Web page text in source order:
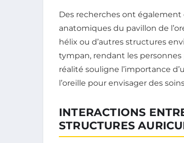
Des recherches ont
anatomiques du pavillon de
hélix ou d’autres structures
tympan, rendant les
réalité souligne l’importance
l’oreille pour envisager des
INTERACTIONS
STRUCTURES